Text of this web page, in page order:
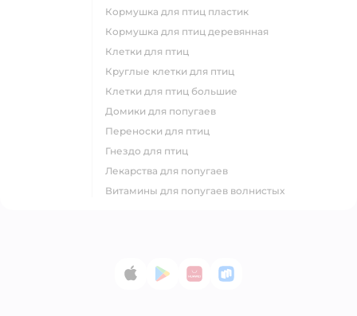
кормушка для птиц пластик
кормушка для птиц деревянная
клетки для птиц
круглые клетки для птиц
клетки для птиц большие
домики для попугаев
переноски для птиц
гнездо для птиц
лекарства для попугаев
витамины для попугаев волнистых
App StoreGoogle Play
AppGallery
RuStore